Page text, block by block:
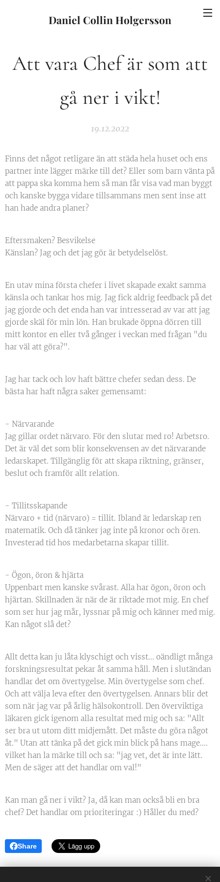
Daniel Collin Holgersson
Att vara Chef är som att
gå ner i vikt!
19.12.2022
Finns det något retligare än att städa hela huset och ens
partner inte lägger märke till det? Eller som barn vänta på
att pappa ska komma hem så man får visa vad man byggt
och kanske bygga vidare tillsammans men sent inse att
han hade andra planer?
Eftersmaken? Besvikelse
Känslan? Jag och det jag gör är betydelselöst.
En utav mina första chefer i livet skapade exakt samma
känsla och tankar hos mig. Jag fick aldrig feedback på det
jag gjorde och det enda han var intresserad av var att jag
gjorde skäl för min lön. Han brukade öppna dörren till
mitt kontor en eller två gånger i veckan med frågan "du
har väl att göra?".
Jag har tack och lov haft bättre chefer sedan dess. De
bästa har haft några saker gemensamt:
- Närvarande
Jag gillar ordet närvaro. För den slutar med ro! Arbetsro.
Det är väl det som blir konsekvensen av det närvarande
ledarskapet. Tillgänglig för att skapa riktning, gränser,
beslut och framför allt relation.
- Tillitsskapande
Närvaro + tid (närvaro) = tillit. Ibland är ledarskap ren
matematik. Och då tänker jag inte på kronor och ören.
Investerad tid hos medarbetarna skapar tillit.
- Ögon, öron & hjärta
Uppenbart men kanske svårast. Alla har ögon, öron och
hjärtan. Skillnaden är när de är riktade mot mig. En chef
som ser hur jag mår, lyssnar på mig och känner med mig.
Kan något slå det?
Allt detta kan ju låta klyschigt och visst... oändligt många
forskningsresultat pekar åt samma håll. Men i slutändan
handlar det om övertygelse. Min övertygelse som chef.
Och att välja leva efter den övertygelsen. Annars blir det
som när jag var på årlig hälsokontroll. Den överviktiga
läkaren gick igenom alla resultat med mig och sa: "Allt
ser bra ut utom ditt midjemått. Det måste du göra något
åt." Utan att tänka på det gick min blick på hans mage....
vilket han la märke till och sa: "jag vet, det är inte lätt.
Men de säger att det handlar om val!"
Kan man gå ner i vikt? Ja, då kan man också bli en bra
chef? Det handlar om prioriteringar :) Håller du med?
Share